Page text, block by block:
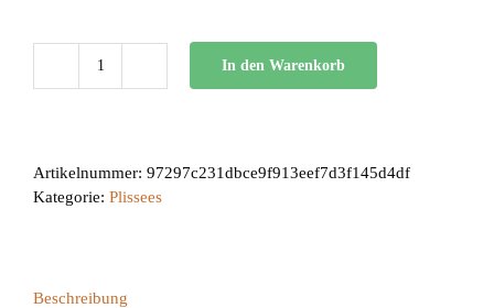
BB
In den Warenkorb
Artikelnummer: 97297c231dbce9f913eef7d3f145d4df
Kategorie: Plissees
Beschreibung